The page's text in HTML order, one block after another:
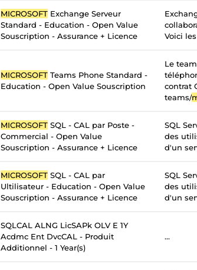
MICROSOFT Exchange Serveur
Standard - Education - Open Value
Souscription - Assurance + Licence
Voici
MICROSOFT Teams Phone Standard -
Education - Open Value Souscription
Le
contrat
teams/
MICROSOFT SQL - CAL par Poste -
Commercial - Open Value
Souscription - Assurance + Licence
SQL
des
d'un
MICROSOFT SQL - CAL par
Ultilisateur - Education - Open Value
Souscription - Assurance + Licence
SQL
des
d'un
SQLCAL ALNG LicSAPk OLV E 1Y
Acdmc Ent DvcCAL - Produit
Additionnel - 1 Year(s)
...